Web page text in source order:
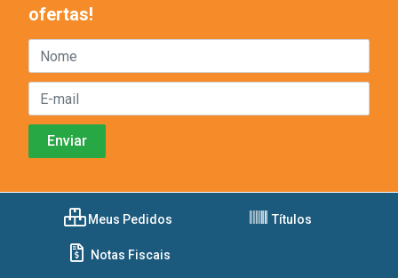
ofertas!
Meus Pedidos Títulos
Notas Fiscais